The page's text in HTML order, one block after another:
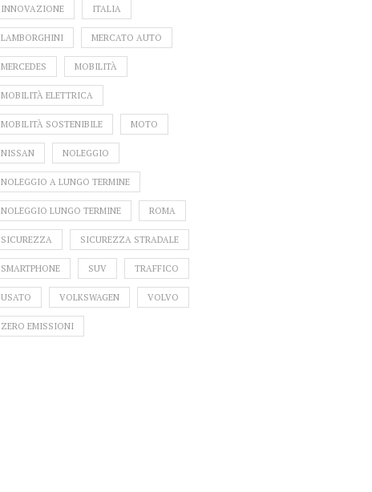
INNOVAZIONE ITALIA
LAMBORGHINI MERCATO AUTO
MERCEDES MOBILITÀ
MOBILITÀ ELETTRICA
MOBILITÀ SOSTENIBILE MOTO
NISSAN NOLEGGIO
NOLEGGIO A LUNGO TERMINE
NOLEGGIO LUNGO TERMINE ROMA
SICUREZZA SICUREZZA STRADALE
SMARTPHONE SUV TRAFFICO
USATO VOLKSWAGEN VOLVO
ZERO EMISSIONI